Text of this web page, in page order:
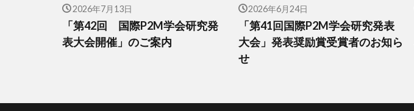
2026年7月13日
「第42回 国際P2M学会研究発
表大会開催」のご案内
2026年6月24日
「第41回国際P2M学会研究発表
大会」発表奨励賞受賞者のお知ら
せ